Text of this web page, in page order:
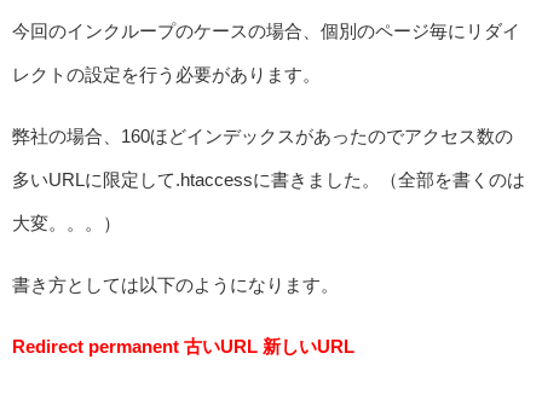
今回のインクループのケースの場合、個別のページ毎にリダイ
レクトの設定を行う必要があります。
弊社の場合、160ほどインデックスがあったのでアクセス数の
多いURLに限定して.htaccessに書きました。（全部を書くのは
大変。。。）
書き方としては以下のようになります。
Redirect permanent 古いURL 新しいURL